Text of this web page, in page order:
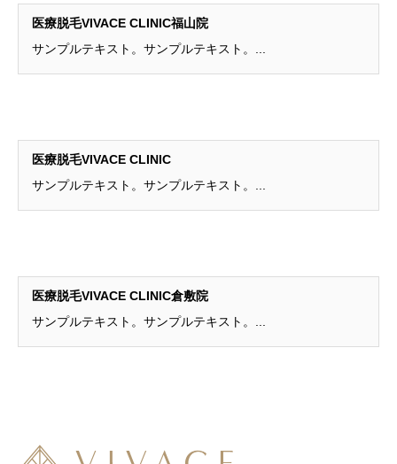
医療脱毛VIVACE CLINIC福山院
サンプルテキスト。サンプルテキスト。...
医療脱毛VIVACE CLINIC
サンプルテキスト。サンプルテキスト。...
医療脱毛VIVACE CLINIC倉敷院
サンプルテキスト。サンプルテキスト。...